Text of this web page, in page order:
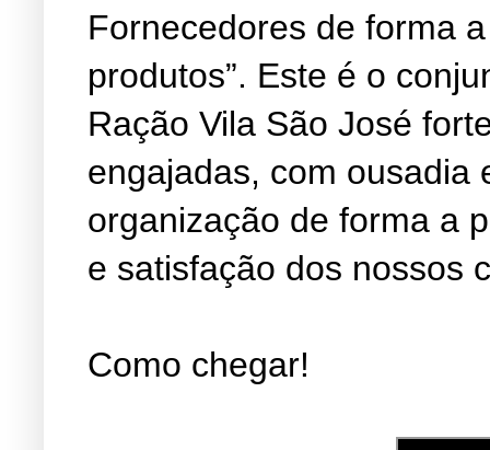
Fornecedores de forma
produtos”. Este é o
Ração Vila São José
engajadas, com ousadia
organização de forma a
e satisfação dos nossos
Como chegar!